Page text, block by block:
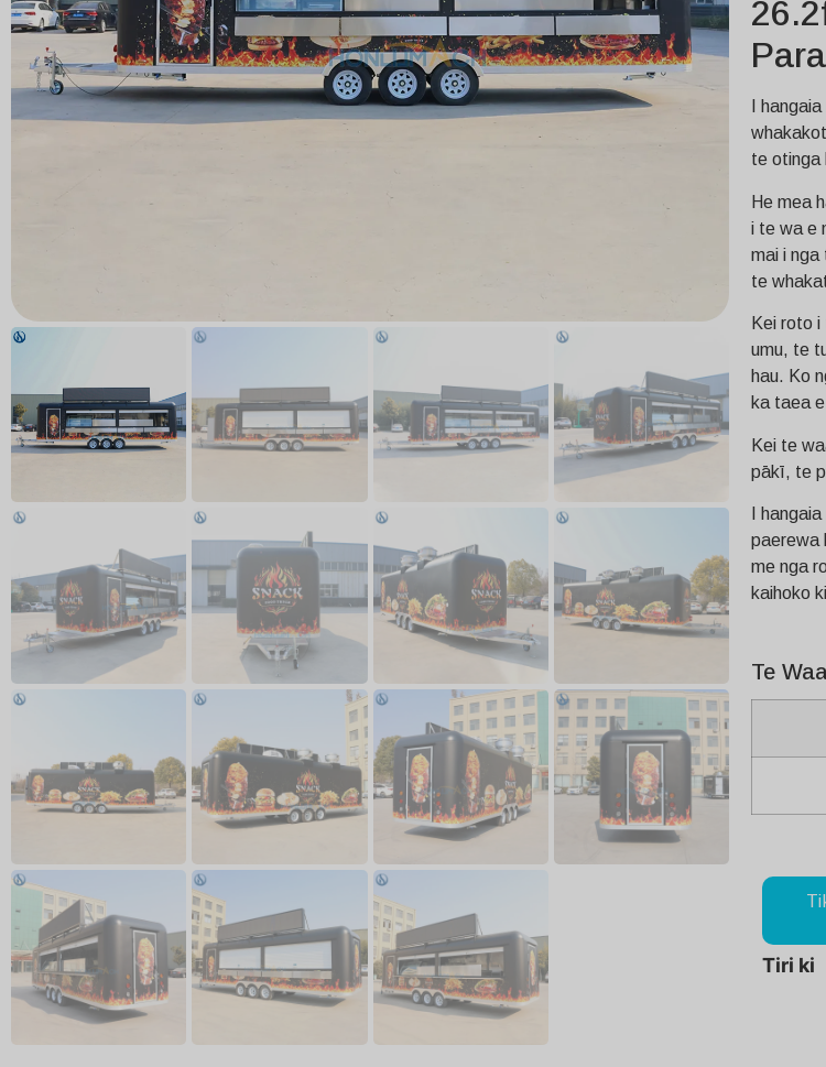
I
te otinga
He mea
i te wa e
mai i
te
Kei roto
umu, te
hau. Ko
ka taea
Kei te
pākī, te
I
paerewa
me nga
kaihoko
Te
Tiri ki